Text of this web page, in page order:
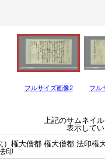
フルサイズ画像2 フル
上記のサムネイ
表示して
）権大僧都 権大僧都 法印権
印